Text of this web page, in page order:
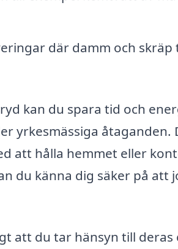
där damm och
kan du spara tid och
yrkesmässiga åtaganden.
att hålla hemmet eller
du känna dig säker på att
att du tar hänsyn till